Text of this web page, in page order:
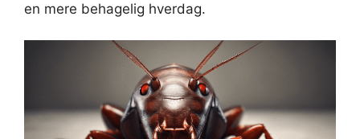
en mere behagelig hverdag.